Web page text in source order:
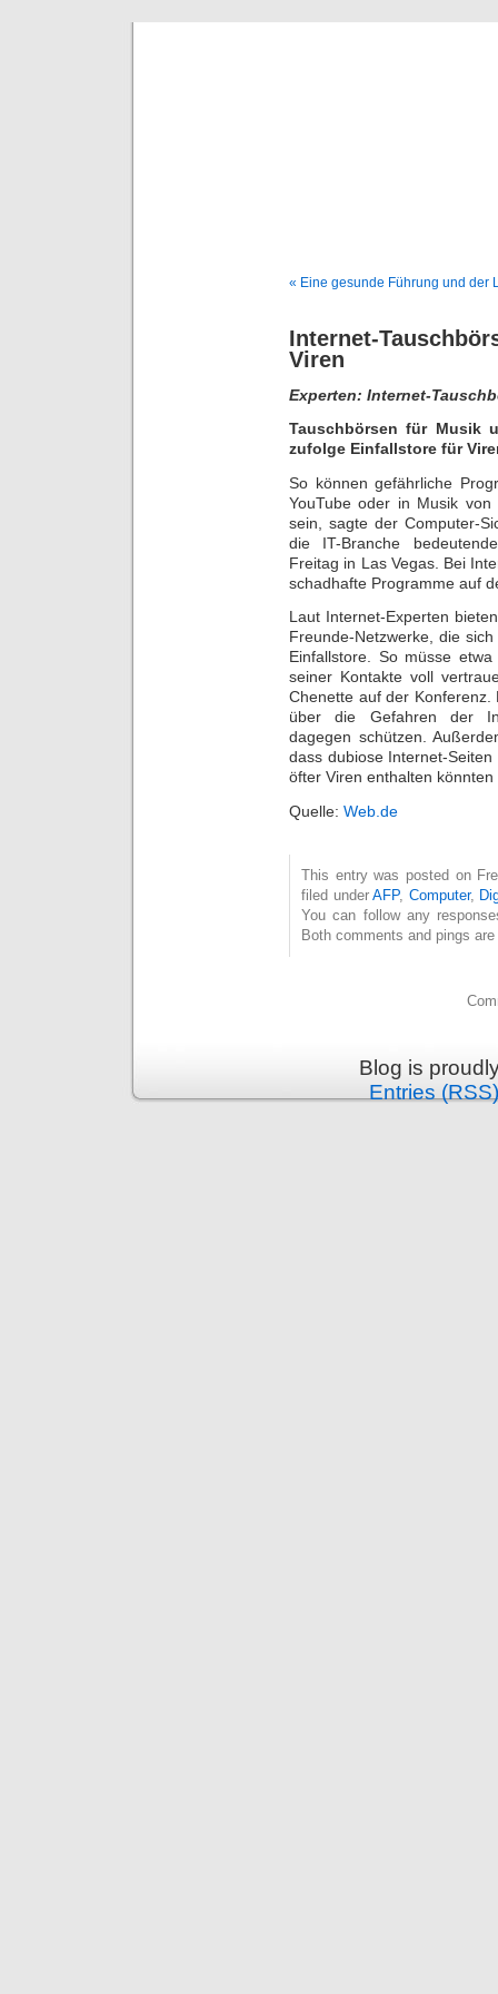
« Eine gesunde Führung und der
Internet-
Viren
Experten: Internet-
Tauschbörsen für Musik
zufolge Einfallstore für
So können gefährliche
YouTube oder in Musik von
sein, sagte der Computer-
die IT-Branche
Freitag in Las Vegas. Bei
schadhafte Programme auf
Laut Internet-Experten
Freunde-Netzwerke, die
Einfallstore. So müsse
seiner Kontakte voll
Chenette auf der
über die Gefahren der
dagegen schützen.
dass dubiose Internet-
öfter Viren enthalten
Quelle: Web.de
This entry was posted on
filed underAFP, Computer,
You can follow any
Both comments and pings
Blog is
Entries (RSS)